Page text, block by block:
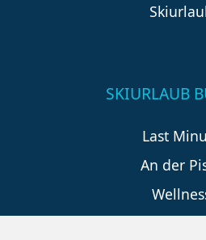
SKIURLAUB
Last
An der